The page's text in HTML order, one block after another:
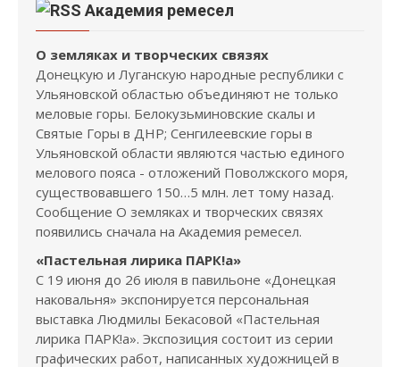
Академия ремесел
О земляках и творческих связях
Донецкую и Луганскую народные республики с
Ульяновской областью объединяют не только
меловые горы. Белокузьминовские скалы и
Святые Горы в ДНР; Сенгилеевские горы в
Ульяновской области являются частью единого
мелового пояса - отложений Поволжского моря,
существовавшего 150…5 млн. лет тому назад.
Сообщение О земляках и творческих связях
появились сначала на Академия ремесел.
«Пастельная лирика ПАРК!а»
С 19 июня до 26 июля в павильоне «Донецкая
наковальня» экспонируется персональная
выставка Людмилы Бекасовой «Пастельная
лирика ПАРК!а». Экспозиция состоит из серии
графических работ, написанных художницей в